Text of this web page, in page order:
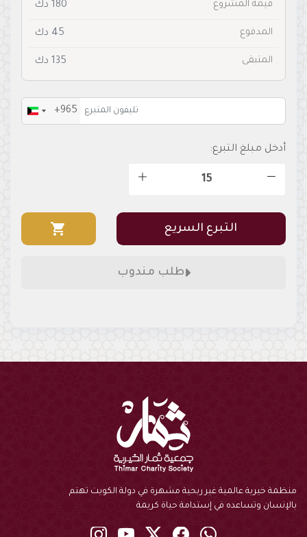
قيمة المشروع 180 دك
المدفوع 45 دك
المتبقى 135 دك
Kuwait+965
أدخل مبلغ التبرع:
التبرع السريع shopping_cart
طلب مندوب
منظمة خيرية عالمية غير ربحية مشهرة في دولة الكويت تهتم
بالإنسان وتساعده في إستدامة حياة كريمة